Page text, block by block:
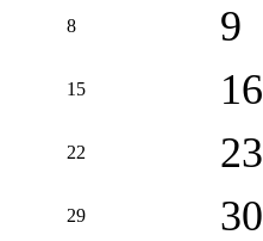
8 9
15 16
22 23
29 30